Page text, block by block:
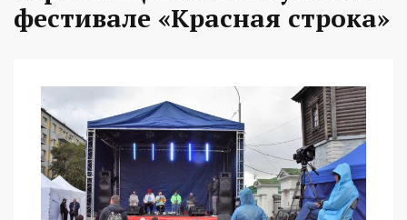
фестивале «Красная строка»